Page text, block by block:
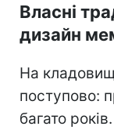
Власні
дизайн
На
поступово:
багато